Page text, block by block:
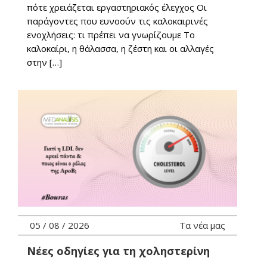
πότε χρειάζεται εργαστηριακός έλεγχος Οι
παράγοντες που ευνοούν τις καλοκαιρινές
ενοχλήσεις: τι πρέπει να γνωρίζουμε Το
καλοκαίρι, η θάλασσα, η ζέστη και οι αλλαγές
στην […]
05 / 08 / 2026 Τα νέα μας
Νέες οδηγίες για τη χοληστερίνη